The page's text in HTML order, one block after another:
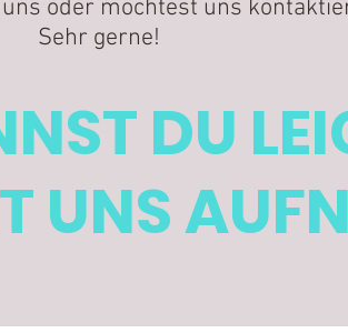
oder möchtest uns
Sehr gerne!
DU
UNS